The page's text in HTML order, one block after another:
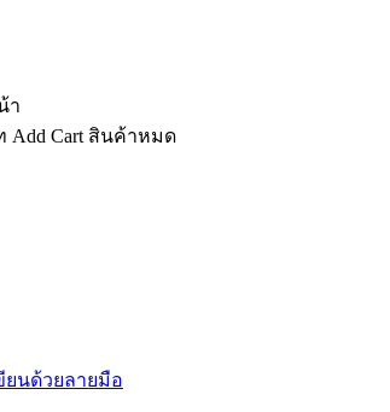
า
Add Cart สินค้าหมด
ยนด้วยลายมือ